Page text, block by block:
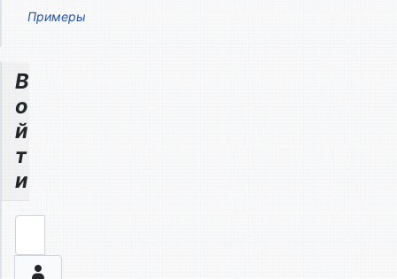
Примеры
В
о
й
т
и